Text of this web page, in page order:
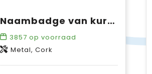
Naambadge van kurk met magneet
3857 op voorraad
Metal, Cork